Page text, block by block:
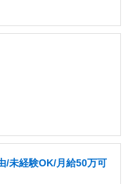
/未経験OK/月給50万可